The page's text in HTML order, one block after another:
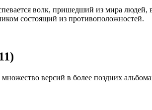
волк, пришедший из мира людей,
состоящий из противоположностей.
версий в более поздних